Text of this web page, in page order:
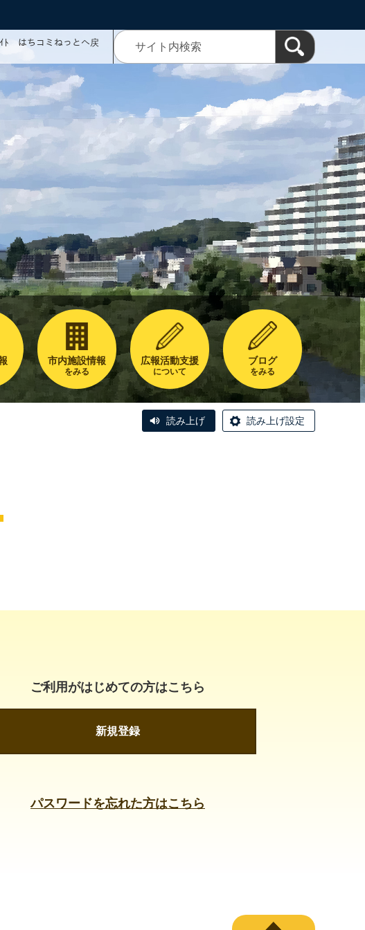
ﾄ はちコミねっとへ戻
市内施設情報
をみる
広報活動支援
について
ブログ
をみる
読み上げ 読み上げ設定
ご利用がはじめての方はこちら
新規登録
パスワードを忘れた方はこちら